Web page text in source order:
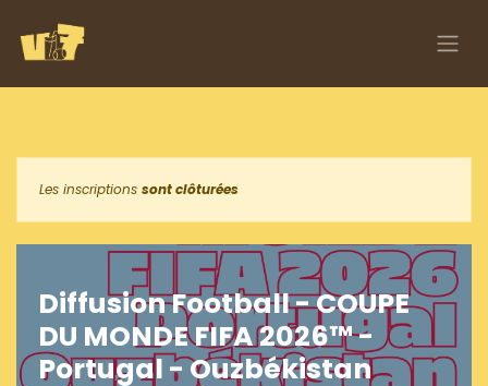
Les inscriptions sont clôturées
Diffusion Football - COUPE
DU MONDE FIFA 2026™ -
Portugal - Ouzbékistan